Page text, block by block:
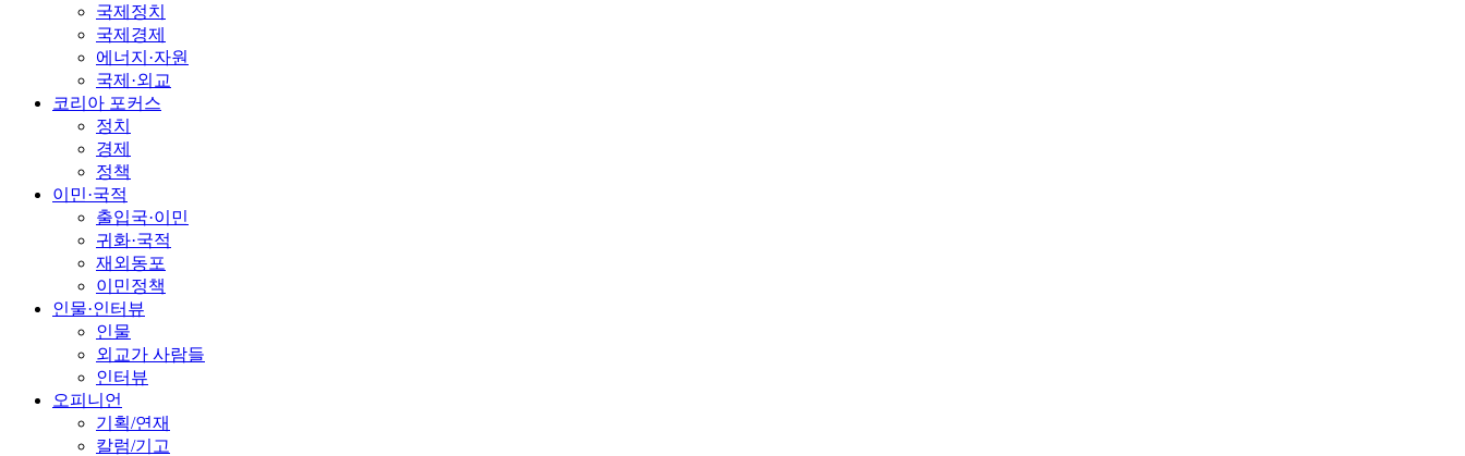
국제정치
국제경제
에너지·자원
국제·외교
코리아 포커스
정치
경제
정책
이민·국적
출입국·이민
귀화·국적
재외동포
이민정책
인물·인터뷰
인물
외교가 사람들
인터뷰
오피니언
기획/연재
칼럼/기고